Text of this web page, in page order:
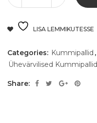
LISA LEMMIKUTESSE
Categories: Kummipallid ,
Ühevärvilised Kummipallid
Share: